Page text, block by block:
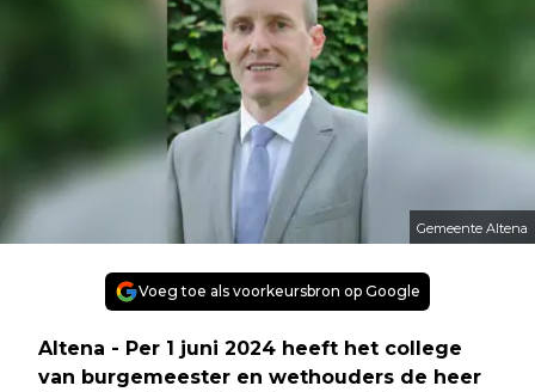
Gemeente Altena
Voeg toe als voorkeursbron op Google
Altena - Per 1 juni 2024 heeft het college
van burgemeester en wethouders de heer